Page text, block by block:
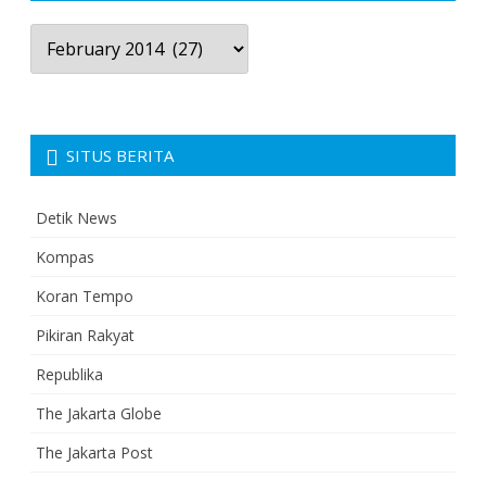
Arsip
Berita
SITUS BERITA
Detik News
Kompas
Koran Tempo
Pikiran Rakyat
Republika
The Jakarta Globe
The Jakarta Post